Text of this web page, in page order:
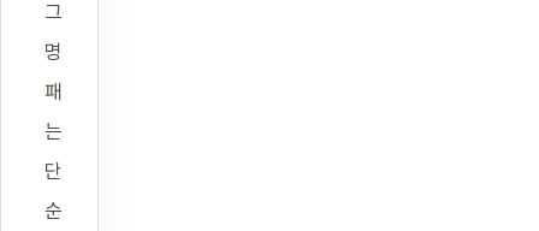
그
명
패
는
단
순